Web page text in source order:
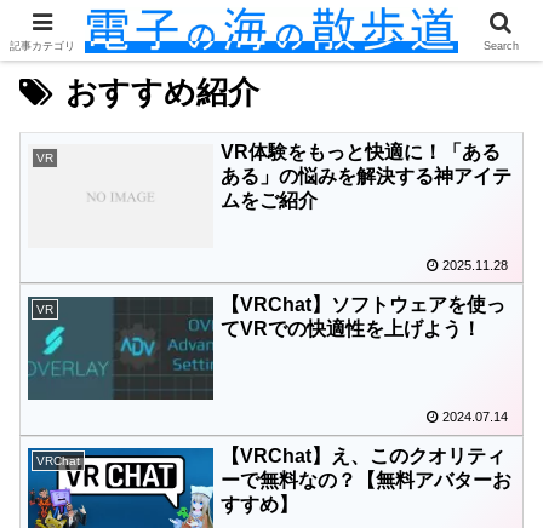
おすすめ紹介
VR
VR体験をもっと快適に！「ある
ある」の悩みを解決する神アイテ
ムをご紹介
2025.11.28
VR
【VRChat】ソフトウェアを使っ
てVRでの快適性を上げよう！
2024.07.14
VRChat
【VRChat】え、このクオリティ
ーで無料なの？【無料アバターお
すすめ】
記事カテゴリ Search